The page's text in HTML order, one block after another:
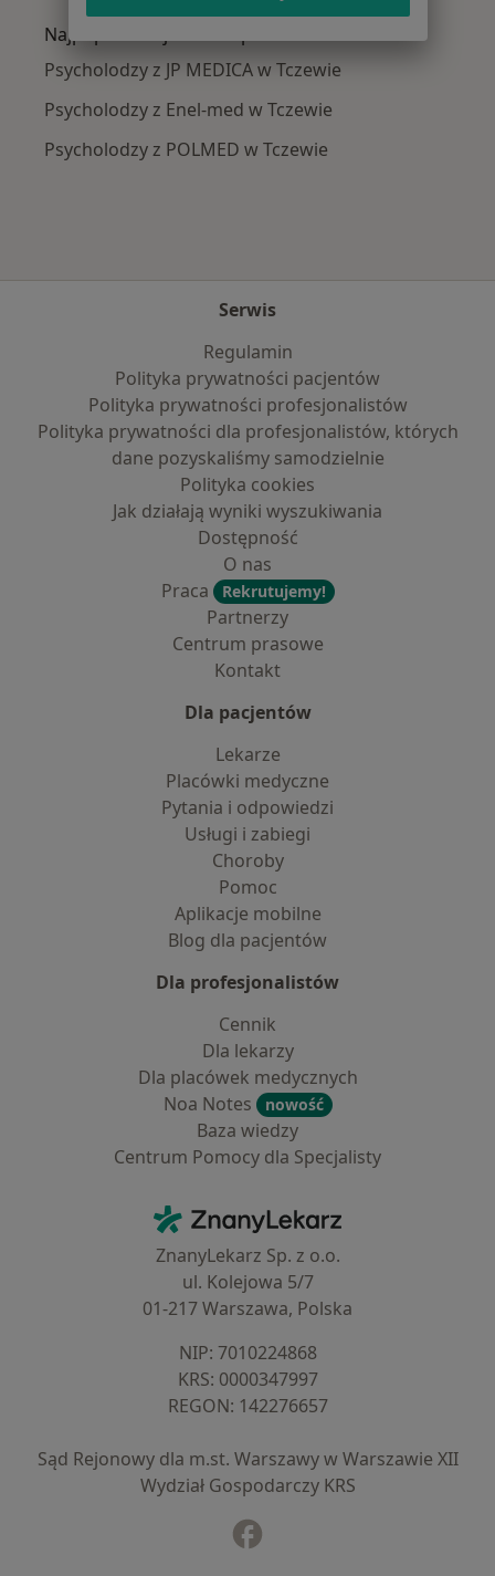
Najpopularniejsze ubezpieczenia
Psycholodzy z JP MEDICA w Tczewie
Psycholodzy z Enel-med w Tczewie
Psycholodzy z POLMED w Tczewie
Serwis
Regulamin
Polityka prywatności pacjentów
Polityka prywatności profesjonalistów
Polityka prywatności dla profesjonalistów, których
dane pozyskaliśmy samodzielnie
Polityka cookies
Jak działają wyniki wyszukiwania
Dostępność
O nas
Praca
Rekrutujemy!
Partnerzy
Centrum prasowe
Kontakt
Dla pacjentów
Lekarze
Placówki medyczne
Pytania i odpowiedzi
Usługi i zabiegi
Choroby
Pomoc
Aplikacje mobilne
Blog dla pacjentów
Dla profesjonalistów
Cennik
Dla lekarzy
Dla placówek medycznych
Noa Notes
nowość
Baza wiedzy
Centrum Pomocy dla Specjalisty
ZnanyLekarz - Strona główna
ZnanyLekarz Sp. z o.o.
ul. Kolejowa 5/7
01-217 Warszawa, Polska
NIP: ⁠7010224868
KRS: ⁠0000347997
REGON: ⁠142276657
Sąd Rejonowy dla m.st. Warszawy w Warszawie XII
Wydział Gospodarczy KRS